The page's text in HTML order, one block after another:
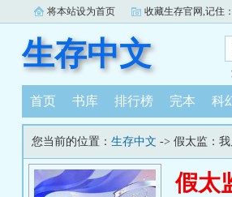
将本站设为首页 收藏生存官网,记住
生存中文
首页 书库 排行榜 完本 科
您当前的位置： 生存中文 -> 假太监：
假太